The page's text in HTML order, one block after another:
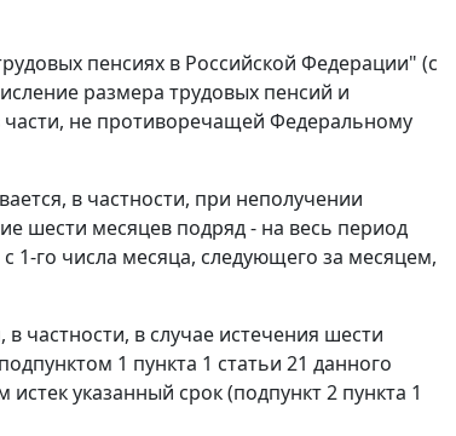
пенсиях в Российской Федерации" (с
размера трудовых пенсий и
не противоречащей Федеральному
в частности, при неполучении
шести месяцев подряд - на весь период
1-го числа месяца, следующего за месяцем,
частности, в случае истечения шести
1 пункта 1 статьи 21 данного
указанный срок (подпункт 2 пункта 1